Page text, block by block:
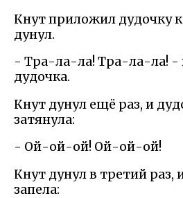
Кнут приложил дудочку к
дунул.
- Тра-ла-ла! Тра-ла-ла! -
дудочка.
Кнут дунул ещё раз, и
затянула:
- Ой-ой-ой! Ой-ой-ой!
Кнут дунул в третий раз,
запела: